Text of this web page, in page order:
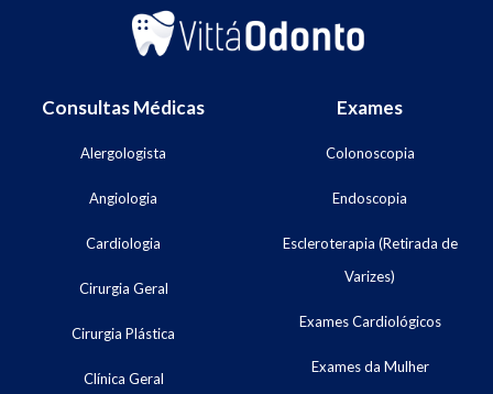
Consultas Médicas
Alergologista
Angiologia
Cardiologia
Cirurgia Geral
Cirurgia Plástica
Clínica Geral
Exames
Colonoscopia
Endoscopia
Escleroterapia (Retirada de
Varizes)
Exames Cardiológicos
Exames da Mulher